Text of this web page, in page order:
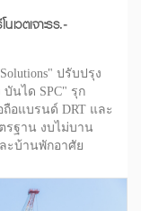
วตเจาะรร.-
ปรับปรุง
นได SPC" รุก
อแบรนด์ DRT และ
รฐาน งบไม่บาน
ะบ้านพักอาศัย